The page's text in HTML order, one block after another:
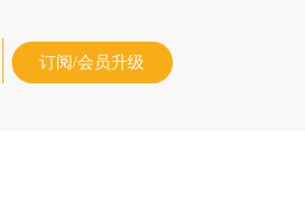
订阅/会员升级